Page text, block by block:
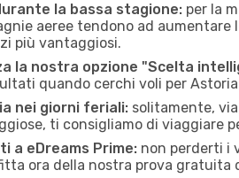
la bassa stagione: per la
aeree tendono ad
più vantaggiosi.
la nostra opzione "Scelta
quando cerchi voli per Astoria
nei giorni feriali: solitamente,
ti consigliamo di viaggiare
a eDreams Prime: non perderti i
ora della nostra prova gratuita